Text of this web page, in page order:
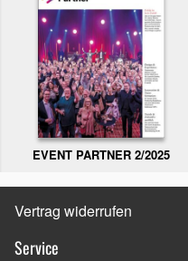
EVENT PARTNER 2/2025
Vertrag widerrufen
Service